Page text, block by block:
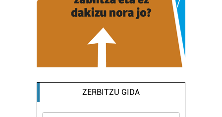
ZERBITZU GIDA